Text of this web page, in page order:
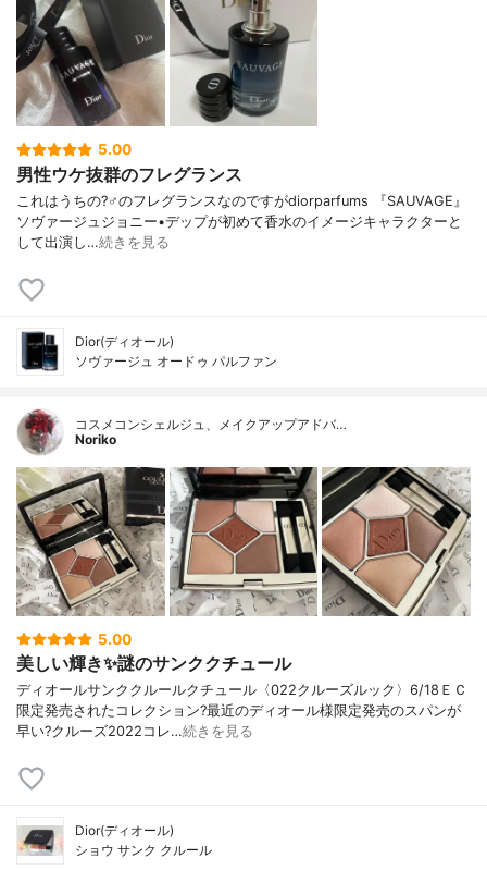
5.00
男性ウケ抜群のフレグランス
これはうちの?‍♂️のフレグランスなのですがdiorparfums 『SAUVAGE』
ソヴァージュジョニー•デップが初めて香水のイメージキャラクターと
して出演し…続きを見る
Dior(ディオール)
ソヴァージュ オードゥ パルファン
コスメコンシェルジュ、メイクアップアドバ…
Noriko
5.00
美しい輝き✨謎のサンククチュール
ディオールサンククルールクチュール〈022クルーズルック〉6/18ＥＣ
限定発売されたコレクション?最近のディオール様限定発売のスパンが
早い?クルーズ2022コレ…続きを見る
Dior(ディオール)
ショウ サンク クルール